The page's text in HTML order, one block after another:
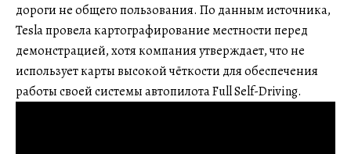
дороги не общего пользования. По данным источника,
Tesla провела картографирование местности перед
демонстрацией, хотя компания утверждает, что не
использует карты высокой чёткости для обеспечения
работы своей системы автопилота Full Self-Driving.